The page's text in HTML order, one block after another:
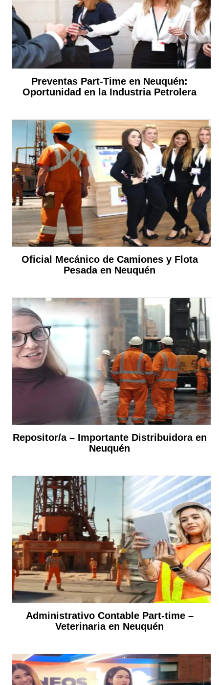
Preventas Part-Time en Neuquén:
Oportunidad en la Industria Petrolera
Oficial Mecánico de Camiones y Flota
Pesada en Neuquén
Repositor/a – Importante Distribuidora en
Neuquén
Administrativo Contable Part-time –
Veterinaria en Neuquén